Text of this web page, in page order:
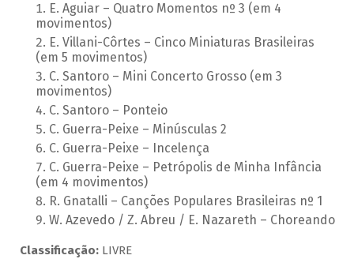
E. Aguiar – Quatro Momentos nº 3 (em 4
movimentos)
E. Villani-Côrtes – Cinco Miniaturas Brasileiras
(em 5 movimentos)
C. Santoro – Mini Concerto Grosso (em 3
movimentos)
C. Santoro – Ponteio
C. Guerra-Peixe – Minúsculas 2
C. Guerra-Peixe – Incelença
C. Guerra-Peixe – Petrópolis de Minha Infância
(em 4 movimentos)
R. Gnatalli – Canções Populares Brasileiras nº 1
W. Azevedo / Z. Abreu / E. Nazareth – Choreando
Classificação:LIVRE